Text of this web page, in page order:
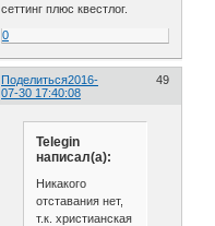
сеттинг плюс квестлог.
0
Поделиться 49
2016-
07-30 17:40:08
Telegin
написал(а):
Никакого
отставания нет,
т.к. христианская